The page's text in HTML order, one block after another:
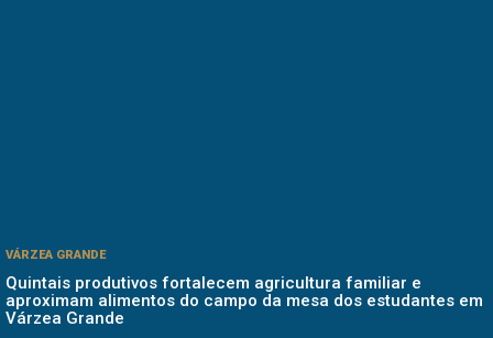
VÁRZEA GRANDE
Quintais produtivos fortalecem agricultura familiar e
aproximam alimentos do campo da mesa dos estudantes em
Várzea Grande